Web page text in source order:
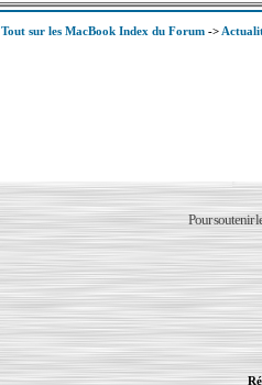
Tout sur les MacBook Index du Forum->
Pour soutenir